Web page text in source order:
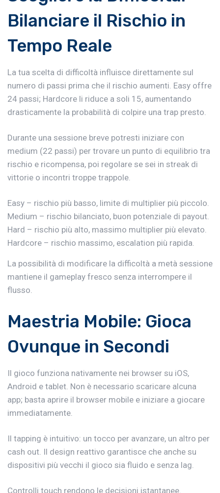
Bilanciare il Rischio in
Tempo Reale
La tua scelta di difficoltà influisce direttamente sul
numero di passi prima che il rischio aumenti. Easy offre
24 passi; Hardcore li riduce a soli 15, aumentando
drasticamente la probabilità di colpire una trap presto.
Durante una sessione breve potresti iniziare con
medium (22 passi) per trovare un punto di equilibrio tra
rischio e ricompensa, poi regolare se sei in streak di
vittorie o incontri troppe trappole.
Easy – rischio più basso, limite di multiplier più piccolo.
Medium – rischio bilanciato, buon potenziale di payout.
Hard – rischio più alto, massimo multiplier più elevato.
Hardcore – rischio massimo, escalation più rapida.
La possibilità di modificare la difficoltà a metà sessione
mantiene il gameplay fresco senza interrompere il
flusso.
Maestria Mobile: Gioca
Ovunque in Secondi
Il gioco funziona nativamente nei browser su iOS,
Android e tablet. Non è necessario scaricare alcuna
app; basta aprire il browser mobile e iniziare a giocare
immediatamente.
Il tapping è intuitivo: un tocco per avanzare, un altro per
cash out. Il design reattivo garantisce che anche su
dispositivi più vecchi il gioco sia fluido e senza lag.
Controlli touch rendono le decisioni istantanee.